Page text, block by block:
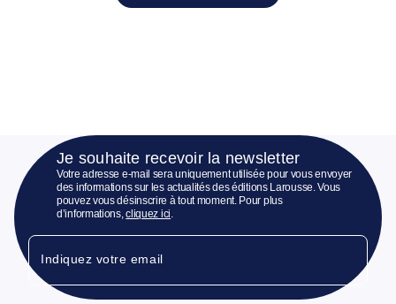
Je souhaite recevoir la newsletter
Votre adresse e-mail sera uniquement utilisée pour vous envoyer
des informations sur les actualités des éditions Larousse. Vous
pouvez vous désinscrire à tout moment. Pour plus
d’informations,cliquez ici.
Indiquez votre email